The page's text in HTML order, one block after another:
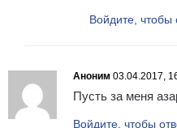
Войдите, чтобы
Аноним 03.04.2017,
Пусть за меня
Войдите, чтобы